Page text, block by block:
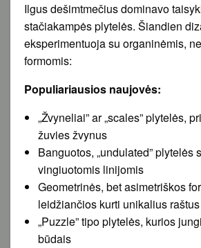
Ilgus dešimtmečius dominavo
stačiakampės plytelės. Šiandien
eksperimentuoja su organinėmis,
formomis:
Populiariausios naujovės:
„Žvyneliai” ar „scales” plytelės,
žuvies žvynus
Banguotos, „undulated” plytelės
vingiuotomis linijomis
Geometrinės, bet asimetriškos
leidžiančios kurti unikalius raštus
„Puzzle” tipo plytelės, kurios
būdais